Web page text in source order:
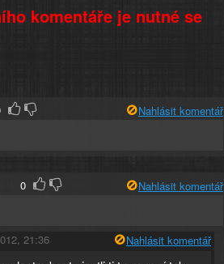
komentáře je nutné se
Nahlásit komentář
0 Nahlásit komentář
21:36 Nahlásit komentář